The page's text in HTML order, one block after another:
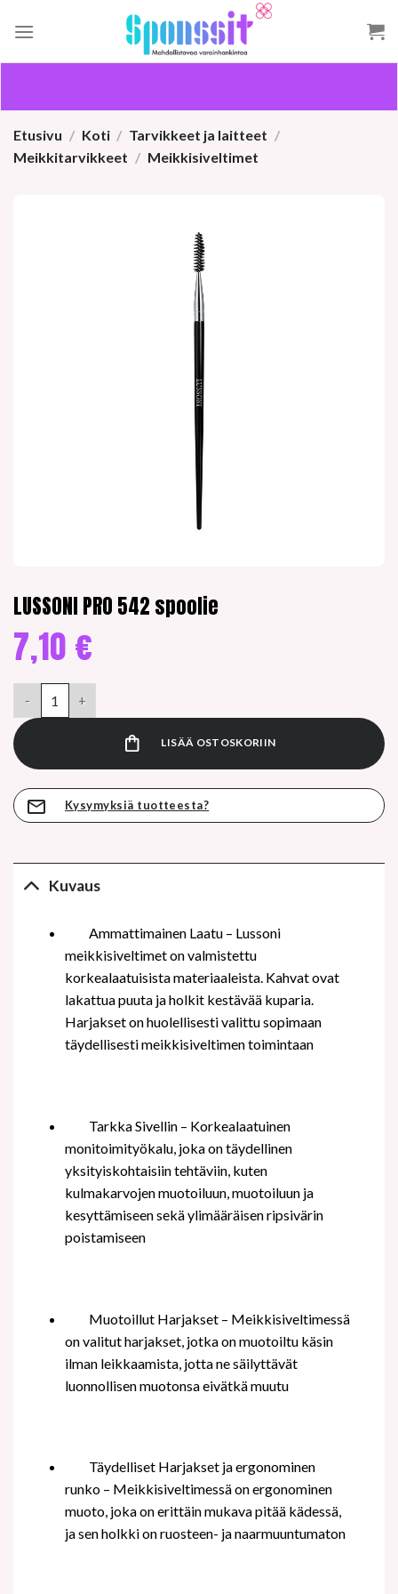
Etusivu / Koti / Tarvikkeet ja laitteet /
Meikkitarvikkeet / Meikkisiveltimet
LUSSONI PRO 542 spoolie
7,10 €
LISÄÄ OSTOSKORIIN
Kysymyksiä tuotteesta?
Kuvaus
AmmattimainenLaatu – Lussoni
meikkisiveltimet on valmistettu
korkealaatuisista materiaaleista. Kahvat ovat
lakattua puuta ja holkit kestävää kuparia.
Harjakset on huolellisesti valittu sopimaan
täydellisesti meikkisiveltimen toimintaan
Tarkka Sivellin – Korkealaatuinen
monitoimityökalu, joka on täydellinen
yksityiskohtaisiin tehtäviin, kuten
kulmakarvojen muotoiluun, muotoiluun ja
kesyttämiseen sekä ylimääräisen ripsivärin
poistamiseen
Muotoillut Harjakset – Meikkisiveltimessä
on valitut harjakset, jotka on muotoiltu käsin
ilman leikkaamista, jotta ne säilyttävät
luonnollisen muotonsa eivätkä muutu
Täydelliset Harjakset ja ergonominen
runko – Meikkisiveltimessä on ergonominen
muoto, joka on erittäin mukava pitää kädessä,
ja sen holkki on ruosteen- ja naarmuuntumaton